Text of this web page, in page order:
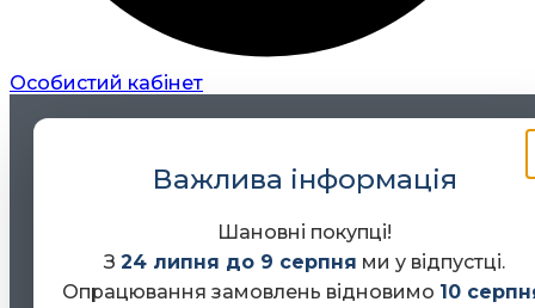
Особистий кабінет
Важлива інформація
Шановні покупці!
З24 липня до 9 серпня ми у відпустці.
Опрацювання замовлень відновимо 10